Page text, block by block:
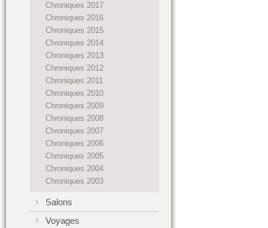
Chroniques 2017
Chroniques 2016
Chroniques 2015
Chroniques 2014
Chroniques 2013
Chroniques 2012
Chroniques 2011
Chroniques 2010
Chroniques 2009
Chroniques 2008
Chroniques 2007
Chroniques 2006
Chroniques 2005
Chroniques 2004
Chroniques 2003
Salons
Voyages